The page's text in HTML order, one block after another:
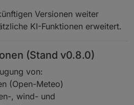
Versionen weiter
KI-Funktionen erweitert.
(Stand v0.8.0)
von:
(Open-Meteo)
, wind- und